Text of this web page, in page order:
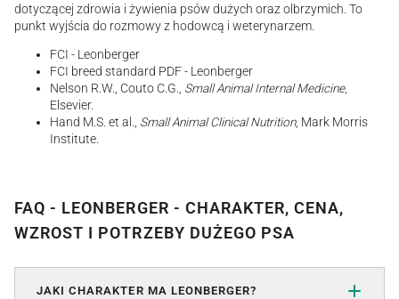
dotyczącej zdrowia i żywienia psów dużych oraz olbrzymich. To
punkt wyjścia do rozmowy z hodowcą i weterynarzem.
FCI - Leonberger
FCI breed standard PDF - Leonberger
Nelson R.W., Couto C.G., Small Animal Internal Medicine,
Elsevier.
Hand M.S. et al., Small Animal Clinical Nutrition, Mark Morris
Institute.
FAQ - LEONBERGER - CHARAKTER, CENA,
WZROST I POTRZEBY DUŻEGO PSA
JAKI CHARAKTER MA LEONBERGER?